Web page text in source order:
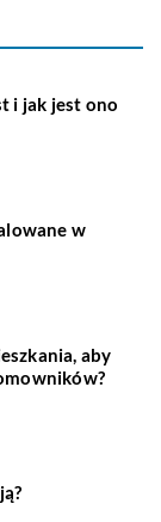
i jak jest ono
w
aby